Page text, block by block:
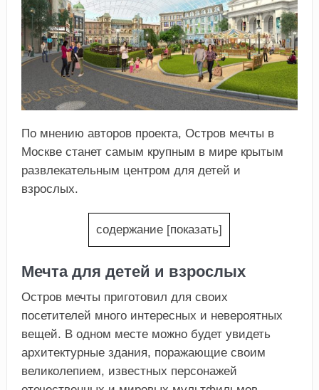
По мнению авторов проекта, Остров мечты в
Москве станет самым крупным в мире крытым
развлекательным центром для детей и
взрослых.
содержание [показать]
Мечта для детей и взрослых
Остров мечты приготовил для своих
посетителей много интересных и невероятных
вещей. В одном месте можно будет увидеть
архитектурные здания, поражающие своим
великолепием, известных персонажей